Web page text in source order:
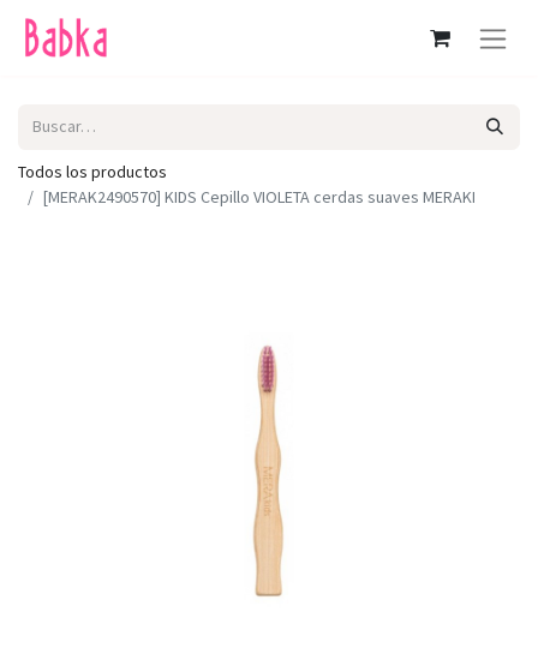
Todos los productos
[MERAK2490570] KIDS Cepillo VIOLETA cerdas suaves MERAKI